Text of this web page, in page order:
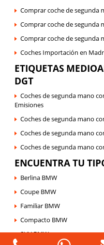
Comprar coche de segunda
Comprar coche de segunda
Comprar coche de segunda
Coches Importación en
ETIQUETAS
DGT
Coches de segunda mano
Emisiones
Coches de segunda mano
Coches de segunda mano
Coches de segunda mano
ENCUENTRA TU
Berlina BMW
Coupe BMW
Familiar BMW
Compacto BMW
SUV BMW